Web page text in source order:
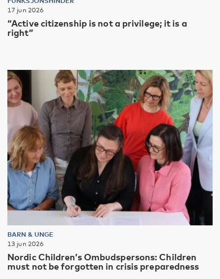
17 jun 2026
“Active citizenship is not a privilege; it is a
right”
BARN & UNGE
13 jun 2026
Nordic Children’s Ombudspersons: Children
must not be forgotten in crisis preparedness